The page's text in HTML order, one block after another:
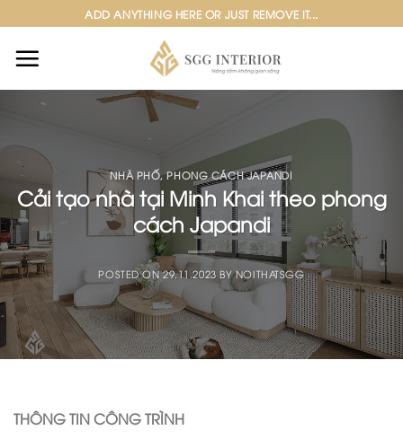
to
content
ADD ANYTHING HERE OR JUST REMOVE IT...
NHÀ PHỐ,PHONG CÁCH JAPANDI
Cải tạo nhà tại Minh Khai theo phong
cách Japandi
POSTED ON29.11.2023 BYNOITHATSGG
THÔNG TIN CÔNG TRÌNH